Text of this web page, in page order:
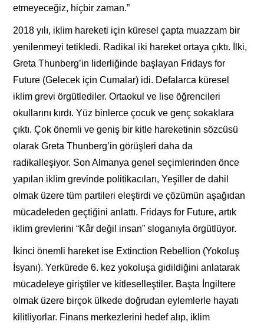
etmeyeceğiz, hiçbir zaman.”
2018 yılı, iklim hareketi için küresel çapta muazzam bir
yenilenmeyi tetikledi. Radikal iki hareket ortaya çıktı. İlki,
Greta Thunberg’in liderliğinde başlayan Fridays for
Future (Gelecek için Cumalar) idi. Defalarca küresel
iklim grevi örgütlediler. Ortaokul ve lise öğrencileri
okullarını kırdı. Yüz binlerce çocuk ve genç sokaklara
çıktı. Çok önemli ve geniş bir kitle hareketinin sözcüsü
olarak Greta Thunberg’in görüşleri daha da
radikalleşiyor. Son Almanya genel seçimlerinden önce
yapılan iklim grevinde politikacıları, Yeşiller de dahil
olmak üzere tüm partileri eleştirdi ve çözümün aşağıdan
mücadeleden geçtiğini anlattı. Fridays for Future, artık
iklim grevlerini “Kâr değil insan” sloganıyla örgütlüyor.
İkinci önemli hareket ise Extinction Rebellion (Yokoluş
İsyanı). Yerkürede 6. kez yokoluşa gidildiğini anlatarak
mücadeleye giriştiler ve kitleselleştiler. Başta İngiltere
olmak üzere birçok ülkede doğrudan eylemlerle hayatı
kilitliyorlar. Finans merkezlerini hedef alıp, iklim